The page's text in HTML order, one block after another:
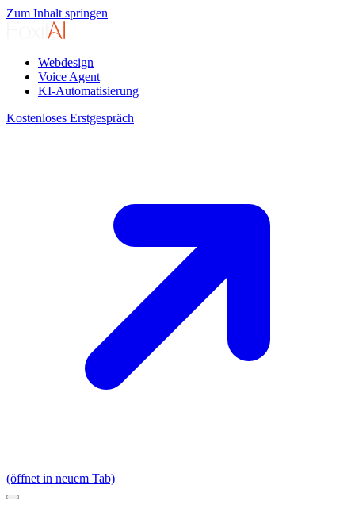
Zum Inhalt springen
Webdesign
Voice Agent
KI-Automatisierung
Kostenloses Erstgespräch
(öffnet in neuem Tab)